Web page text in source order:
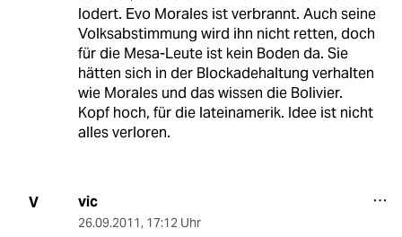
lodert. Evo Morales ist verbrannt. Auch seine
Volksabstimmung wird ihn nicht retten, doch
für die Mesa-Leute ist kein Boden da. Sie
hätten sich in der Blockadehaltung verhalten
wie Morales und das wissen die Bolivier.
Kopf hoch, für die lateinamerik. Idee ist nicht
alles verloren.
V vic
26.09.2011, 17:12 Uhr